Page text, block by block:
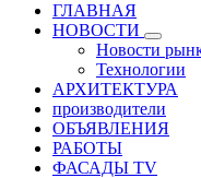
ГЛАВНАЯ
НОВОСТИ
Новости
Технологии
АРХИТЕКТУРА
производители
ОБЪЯВЛЕНИЯ
РАБОТЫ
ФАСАДЫ TV